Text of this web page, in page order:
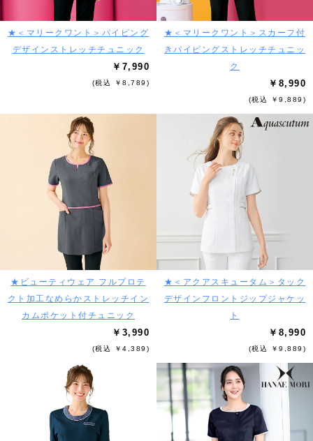
★＜マリークワント＞パイピング
デザインストレッチチュニック
￥7,990
(税込 ￥8,789)
★＜マリークワント＞スカーフ付
きパイピングストレッチチュニッ
ク
￥8,990
(税込 ￥9,889)
★ビューティウェア フルプロテ
クト加工なめらかストレッチイン
カムポケット付チュニック
￥3,990
(税込 ￥4,389)
★＜アクアスキュータム＞タック
デザインフロントジップジャケッ
ト
￥8,990
(税込 ￥9,889)